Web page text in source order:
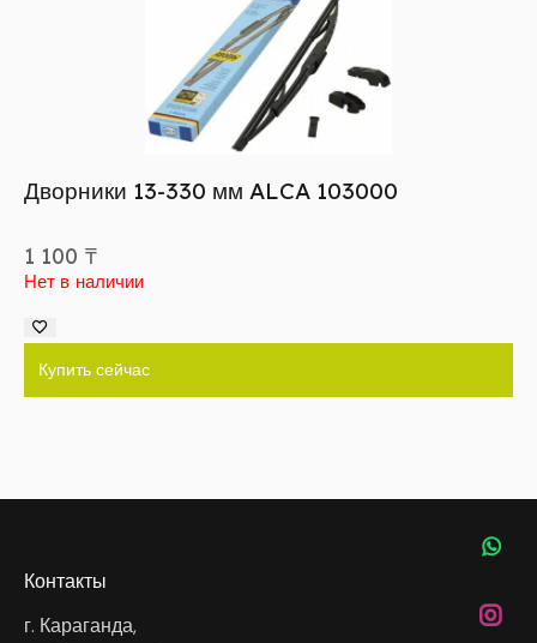
Дворники 13-330 мм ALCA 103000
1 100 ₸
Нет в наличии
Купить сейчас
Контакты
г. Караганда,